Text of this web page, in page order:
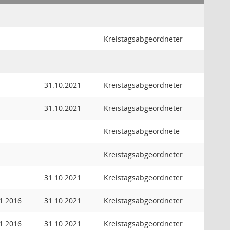
Kreistagsabgeordneter
31.10.2021 Kreistagsabgeordneter
31.10.2021 Kreistagsabgeordneter
Kreistagsabgeordnete
Kreistagsabgeordneter
31.10.2021 Kreistagsabgeordneter
31.10.2021 Kreistagsabgeordneter
31.10.2021 Kreistagsabgeordneter